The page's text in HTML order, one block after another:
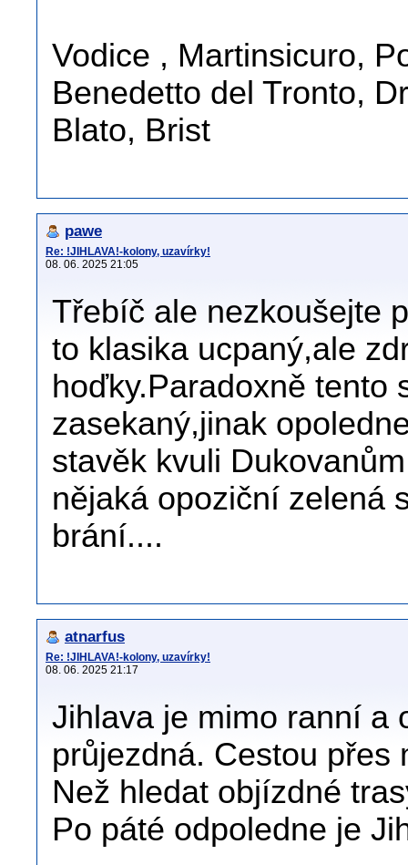
Vodice , Martinsicuro,
Benedetto del Tronto,
Blato, Brist
pawe
Re: !JIHLAVA!-kolony, uzavírky!
08. 06. 2025 21:05
Třebíč ale nezkoušejte
to klasika ucpaný,ale
hoďky.Paradoxně tento
zasekaný,jinak
stavěk kvuli
nějaká opoziční zelená
brání....
atnarfus
Re: !JIHLAVA!-kolony, uzavírky!
08. 06. 2025 21:17
Jihlava je mimo ranní a
průjezdná. Cestou přes
Než hledat objízdné
Po páté odpoledne je